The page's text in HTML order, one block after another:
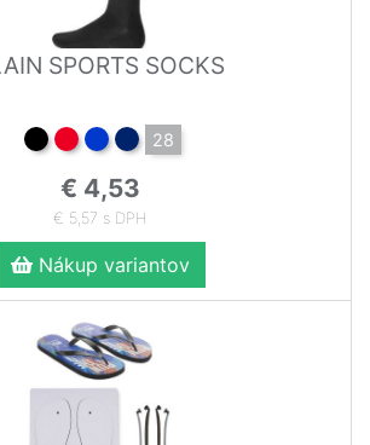
SPORTS SOCKS
28
€ 4,53
€ 5,57 s DPH
Nákup variantov